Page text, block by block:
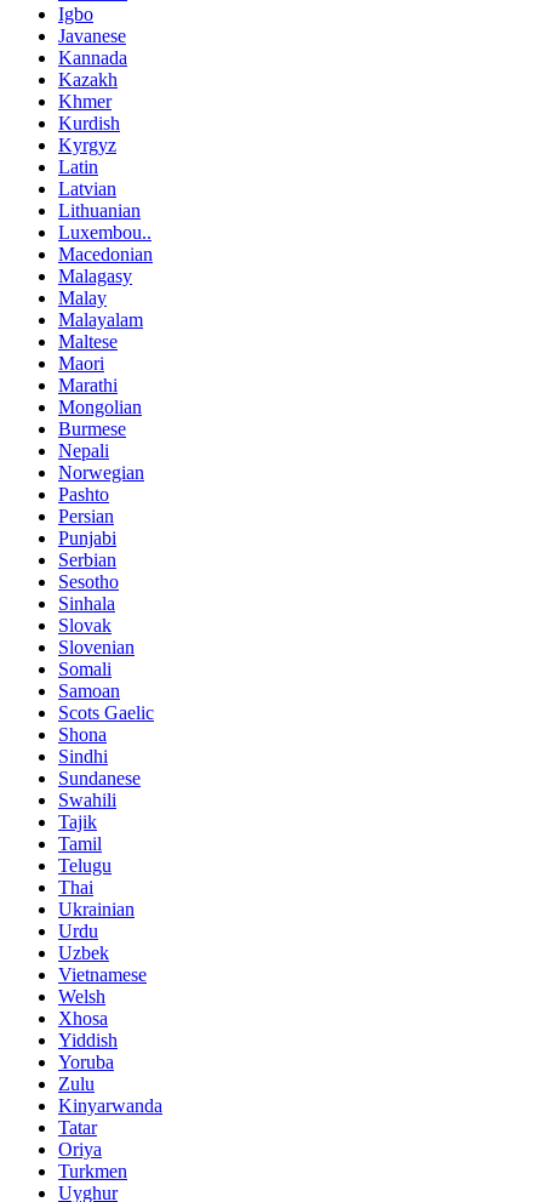
Igbo
Javanese
Kannada
Kazakh
Khmer
Kurdish
Kyrgyz
Latin
Latvian
Lithuanian
Luxembou..
Macedonian
Malagasy
Malay
Malayalam
Maltese
Maori
Marathi
Mongolian
Burmese
Nepali
Norwegian
Pashto
Persian
Punjabi
Serbian
Sesotho
Sinhala
Slovak
Slovenian
Somali
Samoan
Scots Gaelic
Shona
Sindhi
Sundanese
Swahili
Tajik
Tamil
Telugu
Thai
Ukrainian
Urdu
Uzbek
Vietnamese
Welsh
Xhosa
Yiddish
Yoruba
Zulu
Kinyarwanda
Tatar
Oriya
Turkmen
Uyghur